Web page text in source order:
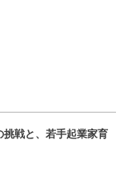
戦と、若手起業家育